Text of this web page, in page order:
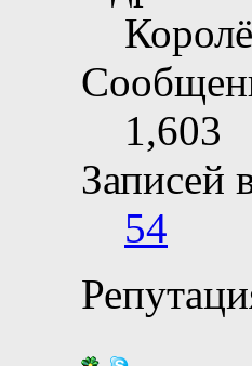
1,603
Записей
54